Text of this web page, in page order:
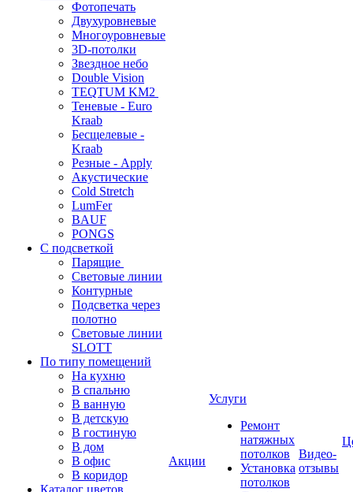
Фотопечать
Двухуровневые
Многоуровневые
3D-потолки
Звездное небо
Double Vision
TEQTUM KM2
Теневые - Euro
Kraab
Бесщелевые -
Kraab
Резные - Apply
Акустические
Cold Stretch
LumFer
BAUF
PONGS
С подсветкой
Парящие
Световые линии
Контурные
Подсветка через
полотно
Световые линии
SLOTT
По типу помещений
На кухню
В спальню
В ванную
В детскую
В гостиную
В дом
В офис
В коридор
Каталог цветов
Акции
Услуги
Ремонт
натяжных
потолков
Установка
потолков
Видео-
отзывы